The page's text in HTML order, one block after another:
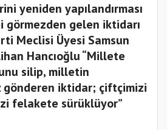
yeniden yapılandırması
gelen iktidarı
Meclisi Üyesi Samsun
Hancıoğlu “Millete
silip, milletin
gönderen iktidar; çiftçimizi
felakete sürüklüyor”